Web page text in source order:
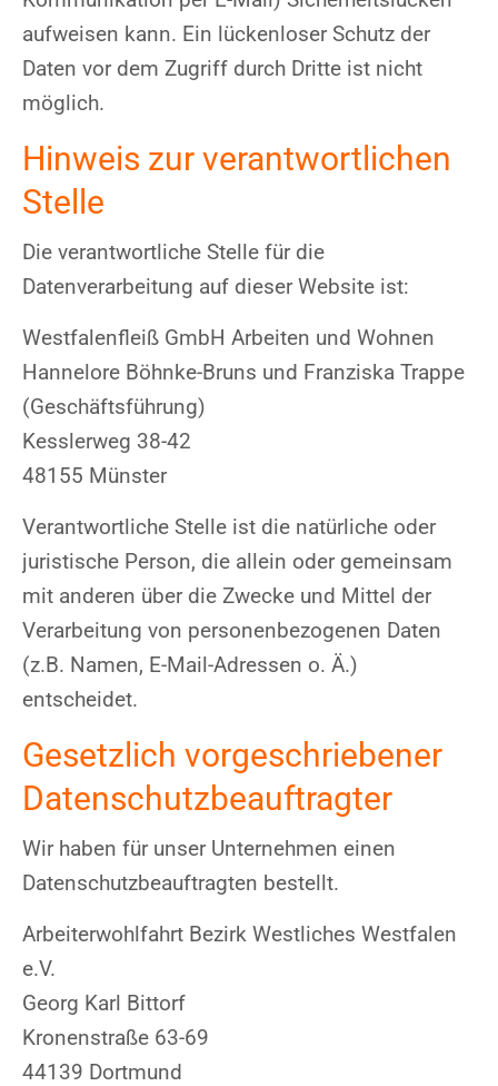
aufweisen kann. Ein lückenloser Schutz der
Daten vor dem Zugriff durch Dritte ist nicht
möglich.
Hinweis zur verantwortlichen
Stelle
Die verantwortliche Stelle für die
Datenverarbeitung auf dieser Website ist:
Westfalenfleiß GmbH Arbeiten und Wohnen
Hannelore Böhnke-Bruns und Franziska Trappe
(Geschäftsführung)
Kesslerweg 38-42
48155 Münster
Verantwortliche Stelle ist die natürliche oder
juristische Person, die allein oder gemeinsam
mit anderen über die Zwecke und Mittel der
Verarbeitung von personenbezogenen Daten
(z.B. Namen, E-Mail-Adressen o. Ä.)
entscheidet.
Gesetzlich vorgeschriebener
Datenschutzbeauftragter
Wir haben für unser Unternehmen einen
Datenschutzbeauftragten bestellt.
Arbeiterwohlfahrt Bezirk Westliches Westfalen
e.V.
Georg Karl Bittorf
Kronenstraße 63-69
44139 Dortmund